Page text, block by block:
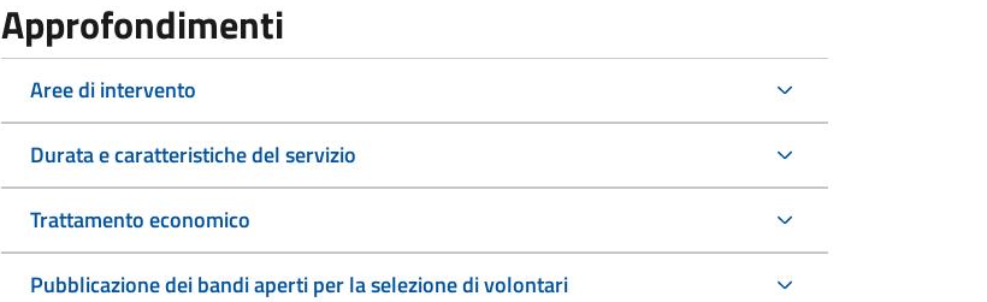
Approfondimenti
Aree di intervento
Durata e caratteristiche del servizio
Trattamento economico
Pubblicazione dei bandi aperti per la selezione di volontari